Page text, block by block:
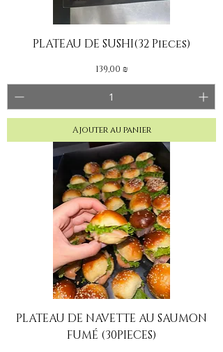
PLATEAU DE SUSHI(32 Pieces)
Prix
139,00 ₪
Ajouter au panier
PLATEAU DE NAVETTE AU SAUMON
FUMÉ (30PIECES)